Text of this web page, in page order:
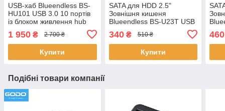
USB-хаб Blueendless BS-
HU101 USB 3.0 10 портів
із блоком живлення hub
концентратор алюмінієвий
1 950 ₴ 2 700 ₴
Купити
SATA для HDD 2.5"
Зовнішня кишеня
Blueendless BS-U23T USB
340₴ 510 ₴
Купити
460
Подібні товари компанії